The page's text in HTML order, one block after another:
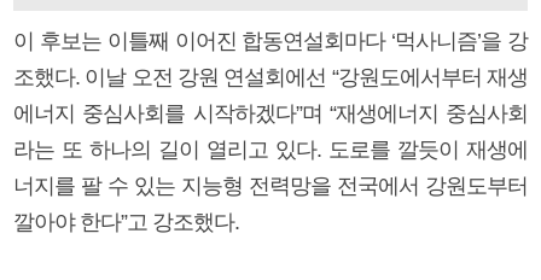
이 후보는 이틀째 이어진 합동연설회마다 ‘먹사니즘’을 강
조했다. 이날 오전 강원 연설회에선 “강원도에서부터 재생
에너지 중심사회를 시작하겠다”며 “재생에너지 중심사회
라는 또 하나의 길이 열리고 있다. 도로를 깔듯이 재생에
너지를 팔 수 있는 지능형 전력망을 전국에서 강원도부터
깔아야 한다”고 강조했다.